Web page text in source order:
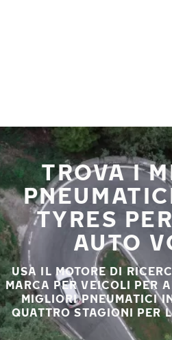
TROVA I
TYRES
AUTO
USA IL MOTORE DI
MARCA PER VEICOLI PER
MIGLIORI PNEUMATICI
QUATTRO STAGIONI PER